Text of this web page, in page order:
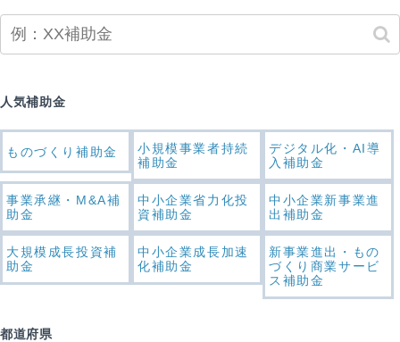
人気補助金
ものづくり補助金
小規模事業者持続
補助金
デジタル化・AI導
入補助金
事業承継・M&A補
助金
中小企業省力化投
資補助金
中小企業新事業進
出補助金
大規模成長投資補
助金
中小企業成長加速
化補助金
新事業進出・もの
づくり商業サービ
ス補助金
都道府県